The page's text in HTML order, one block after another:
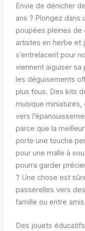
Envie de dénicher
ans ? Plongez dans
poupées pleines de
artistes en herbe et
s’entrelacent pour
viennent aiguiser sa
les déguisements
plus fous. Des kits
musique
vers
parce que la
porte une touche
pour une malle à
pourra garder
? Une chose est
passerelles vers
famille ou entre
Des jouets